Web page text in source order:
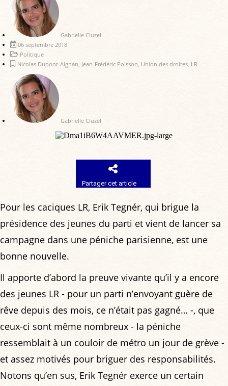
Gabrielle Cluzel
06 septembre 2018
Politique
Nicolas Dupont-Aignan Jean-Frédéric Poisson Union des droites LR
Gabrielle Cluzel
Partager cet article
Pour les caciques LR, Erik Tegnér, qui brigue la
présidence des jeunes du parti et vient de lancer sa
campagne dans une péniche parisienne, est une
bonne nouvelle.
Il apporte d’abord la preuve vivante qu’il y a encore
des jeunes LR - pour un parti n’envoyant guère de
rêve depuis des mois, ce n’était pas gagné… -, que
ceux-ci sont même nombreux - la péniche
ressemblait à un couloir de métro un jour de grève -
et assez motivés pour briguer des responsabilités.
Notons qu’en sus, Erik Tegnér exerce un certain